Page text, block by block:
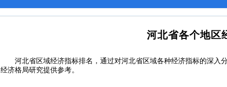
河北省各个地区
河北省区域经济指标排名，通过对河北省区域各种经济指标的深入
经济格局研究提供参考。